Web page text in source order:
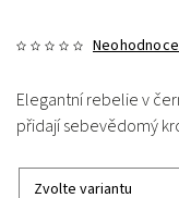
Elegantní rebelie v
přidají sebevědomý